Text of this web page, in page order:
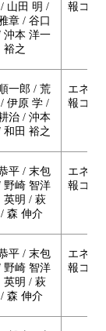
山田 明 /
章 / 谷口
沖本 洋一
裕之
報コー
一郎 / 荒
伊原 学 /
治 / 沖本
和田 裕之
エネル
報コー
平 / 末包
野崎 智洋
英明 / 萩
森 伸介
エネル
報コー
平 / 末包
野崎 智洋
英明 / 萩
森 伸介
エネル
報コー